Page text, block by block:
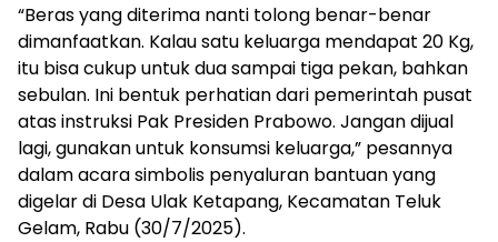
“Beras yang diterima nanti tolong benar-benar
dimanfaatkan. Kalau satu keluarga mendapat 20 Kg,
itu bisa cukup untuk dua sampai tiga pekan, bahkan
sebulan. Ini bentuk perhatian dari pemerintah pusat
atas instruksi Pak Presiden Prabowo. Jangan dijual
lagi, gunakan untuk konsumsi keluarga,” pesannya
dalam acara simbolis penyaluran bantuan yang
digelar di Desa Ulak Ketapang, Kecamatan Teluk
Gelam, Rabu (30/7/2025).